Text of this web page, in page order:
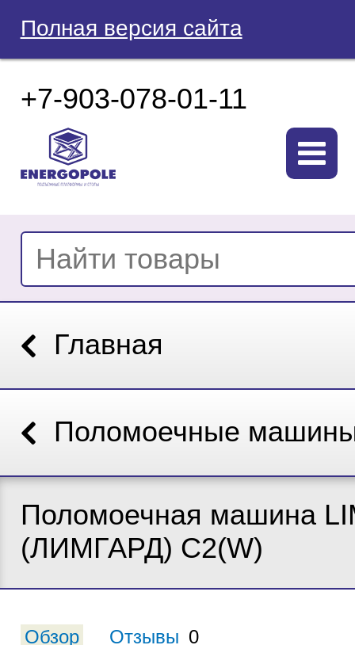
Полная версия сайта
+7-903-078-01-11
Главная
Поломоечные
Поломоечная машина
(ЛИМГАРД) C2(W)
Обзор Отзывы 0